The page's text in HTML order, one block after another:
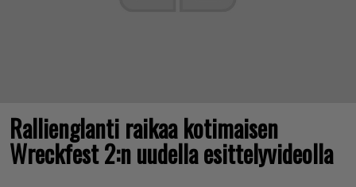
Rallienglanti raikaa kotimaisen
Wreckfest 2:n uudella esittelyvideolla